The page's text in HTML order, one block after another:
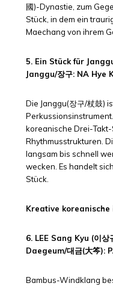
國)-Dynastie, zum
Stück, in dem ein
Maechang von ihrem
5. Ein Stück für
Janggu/장구: NA Hye
Die Janggu(장구/杖鼓)
koreanische Drei-
Rhythmusstrukturen.
langsam bis schnell
wecken. Es handelt
Stück.
Kreative koreanische
6. LEE Sang Kyu (이상
Daegeum/대금(大笒):
Bambus-Windklang